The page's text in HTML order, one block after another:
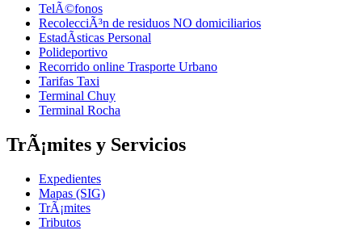
TelÃ©fonos
RecolecciÃ³n de residuos NO domiciliarios
EstadÃ­sticas Personal
Polideportivo
Recorrido online Trasporte Urbano
Tarifas Taxi
Terminal Chuy
Terminal Rocha
TrÃ¡mites y Servicios
Expedientes
Mapas (SIG)
TrÃ¡mites
Tributos